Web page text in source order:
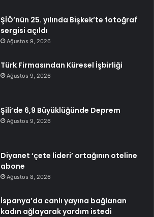
ŞİÖ’nün 25. yılında Bişkek’te fotoğraf
sergisi açıldı
Ağustos 9, 2026
Türk Firmasından Küresel İşbirliği
Ağustos 9, 2026
Şili’de 6,9 Büyüklüğünde Deprem
Ağustos 9, 2026
Diyanet ‘çete lideri’ ortağının oteline
abone
Ağustos 8, 2026
İspanya’da canlı yayına bağlanan
kadın ağlayarak yardım istedi